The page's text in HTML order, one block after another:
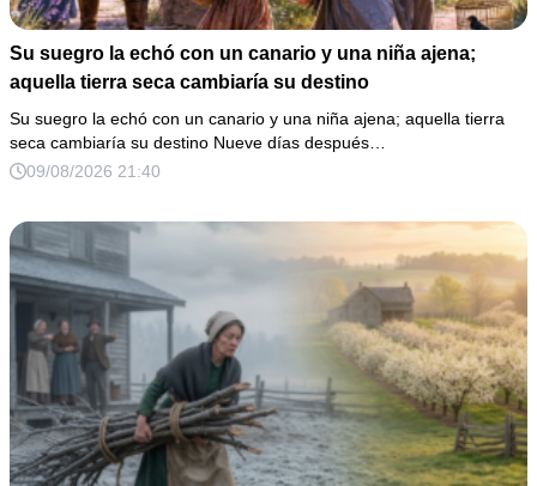
Su suegro la echó con un canario y una niña ajena;
aquella tierra seca cambiaría su destino
Su suegro la echó con un canario y una niña ajena; aquella tierra
seca cambiaría su destino Nueve días después…
09/08/2026 21:40